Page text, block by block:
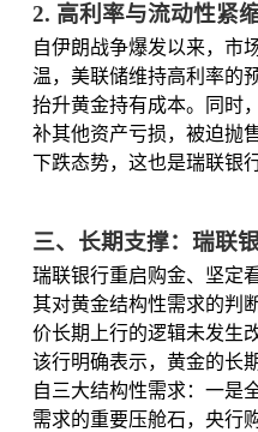
2. 高利率与流动性紧
自伊朗战争爆发以来，市
温，美联储维持高利率的
抬升黄金持有成本。同时
补其他资产亏损，被迫抛
下跌态势，这也是瑞联银
三、长期支撑：瑞联
瑞联银行重启购金、坚定
其对黄金结构性需求的判
价长期上行的逻辑未发生改
该行明确表示，黄金的长
自三大结构性需求：一是
需求的重要压舱石，央行